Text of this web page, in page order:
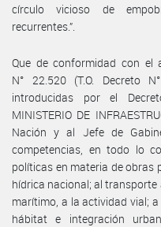
círculo vicioso de
recurrentes.”.
Que de conformidad con el
N° 22.520 (T.O. Decreto
introducidas por el
MINISTERIO DE
Nación y al Jefe de
competencias, en todo lo
políticas en materia de obras
hídrica nacional; al
marítimo, a la actividad vial;
hábitat e integración